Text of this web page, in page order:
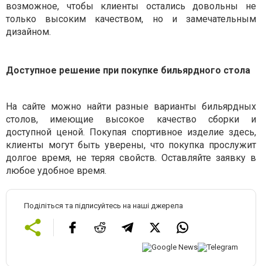
возможное, чтобы клиенты остались довольны не
только высоким качеством, но и замечательным
дизайном.
Доступное решение при покупке бильярдного стола
На сайте можно найти разные варианты бильярдных
столов, имеющие высокое качество сборки и
доступной ценой. Покупая спортивное изделие здесь,
клиенты могут быть уверены, что покупка прослужит
долгое время, не теряя свойств. Оставляйте заявку в
любое удобное время.
Поділіться та підписуйтесь на наші джерела